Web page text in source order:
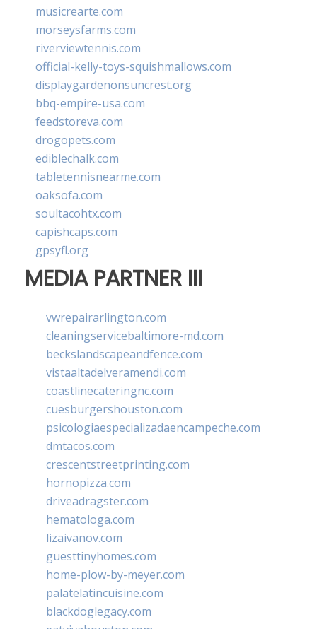
musicrearte.com
morseysfarms.com
riverviewtennis.com
official-kelly-toys-squishmallows.com
displaygardenonsuncrest.org
bbq-empire-usa.com
feedstoreva.com
drogopets.com
ediblechalk.com
tabletennisnearme.com
oaksofa.com
soultacohtx.com
capishcaps.com
gpsyfl.org
MEDIA PARTNER III
vwrepairarlington.com
cleaningservicebaltimore-md.com
beckslandscapeandfence.com
vistaaltadelveramendi.com
coastlinecateringnc.com
cuesburgershouston.com
psicologiaespecializadaencampeche.com
dmtacos.com
crescentstreetprinting.com
hornopizza.com
driveadragster.com
hematologa.com
lizaivanov.com
guesttinyhomes.com
home-plow-by-meyer.com
palatelatincuisine.com
blackdoglegacy.com